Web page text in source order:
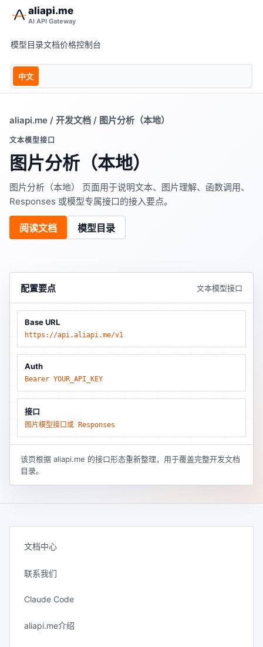
aliapi.me
AI API Gateway
模型目录文档价格控制台
中文
aliapi.me / 开发文档 / 图片分析（本地）
文本模型接口
图片分析（本地）
图片分析（本地） 页面用于说明文本、图片理解、函数调用、
Responses 或模型专属接口的接入要点。
阅读文档 模型目录
配置要点 文本模型接口
Base URL
https://api.aliapi.me/v1
Auth
Bearer YOUR_API_KEY
接口
图片模型接口或 Responses
该页根据 aliapi.me 的接口形态重新整理，用于覆盖完整开发文档
目录。
文档中心
联系我们
Claude Code
aliapi.me介绍